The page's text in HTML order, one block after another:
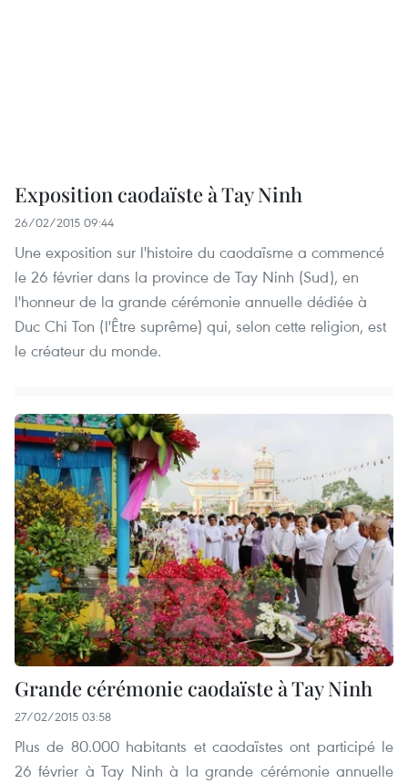
Exposition caodaïste à Tay Ninh
26/02/2015 09:44
Une exposition sur l'histoire du caodaïsme a commencé
le 26 février dans la province de Tay Ninh (Sud), en
l'honneur de la grande cérémonie annuelle dédiée à
Duc Chi Ton (l'Être suprême) qui, selon cette religion, est
le créateur du monde.
Grande cérémonie caodaïste à Tay Ninh
27/02/2015 03:58
Plus de 80.000 habitants et caodaïstes ont participé le
26 février à Tay Ninh à la grande cérémonie annuelle